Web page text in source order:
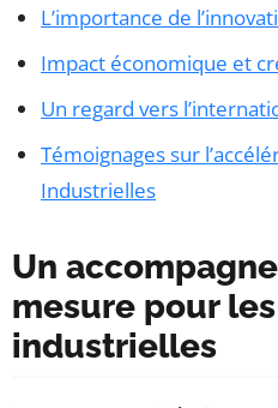
L’importance de
Impact économique et
Un regard vers
Témoignages sur
Industrielles
Un
mesure pour
industrielles